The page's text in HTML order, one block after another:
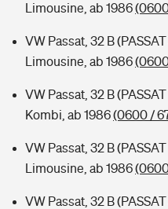
Limousine, ab 1986
VW Passat, 32 B
Limousine, ab 1986
VW Passat, 32 B
Kombi, ab 1986(0600 /
VW Passat, 32 B
Limousine, ab 1986
VW Passat, 32 B